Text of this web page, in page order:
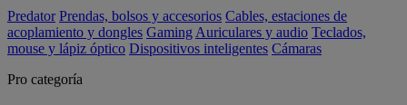
Predator Prendas, bolsos y accesorios Cables, estaciones de
acoplamiento y dongles Gaming Auriculares y audio Teclados,
mouse y lápiz óptico Dispositivos inteligentes Cámaras
Pro categoría